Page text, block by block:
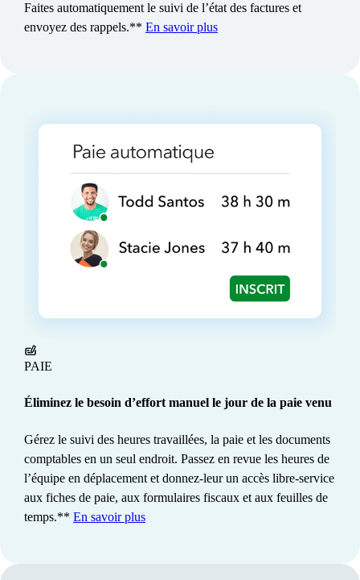
GESTION DE PROJETS
Gardez les coûts sous contrôle
Voyez comment chaque projet fait l'objet d'un suivi pour
respecter les délais et maximiser les profits. Intuit Intelligence
préremplit les principaux détails et fait le suivi de mesures
propres à votre secteur d'activité afin de vous éviter les
Faites automatiquement le suivi de l’état des factures et
envoyez des rappels.** En savoir plus
PAIE
Éliminez le besoin d’effort manuel le jour de la paie venu
Gérez le suivi des heures travaillées, la paie et les documents
comptables en un seul endroit. Passez en revue les heures de
l’équipe en déplacement et donnez-leur un accès libre-service
aux fiches de paie, aux formulaires fiscaux et aux feuilles de
temps.** En savoir plus